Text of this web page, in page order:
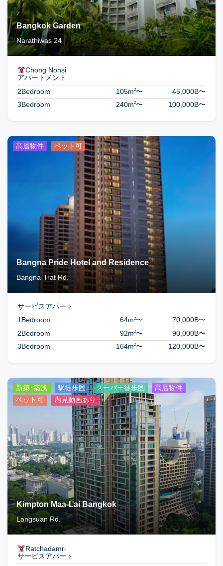
Bangkok Garden
Narathiwas 24
Chong Nonsi
アパートメント
2Bedroom
105m2〜 45,000B〜
3Bedroom
240m2〜 100,000B〜
高層物件 ペット可
Bangna Pride Hotel and Residence
Bangna-Trat Rd.
サービスアパート
1Bedroom
64m2〜 70,000B〜
2Bedroom
92m2〜 90,000B〜
3Bedroom
164m2〜 120,000B〜
新築・築浅 駅徒歩圏 スーパー徒歩圏
高層物件
ペット可
内見動画あり
Kimpton Maa-Lai Bangkok
Langsuan Rd.
Ratchadamri
サービスアパート